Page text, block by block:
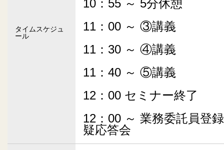
タイムスケジュ
ール
10：55 ～ 5分休憩
11：00 ～ ③講義
11：30 ～ ④講義
11：40 ～ ⑤講義
12：00 セミナー終了
12：00 ～ 業務委託員登
疑応答会